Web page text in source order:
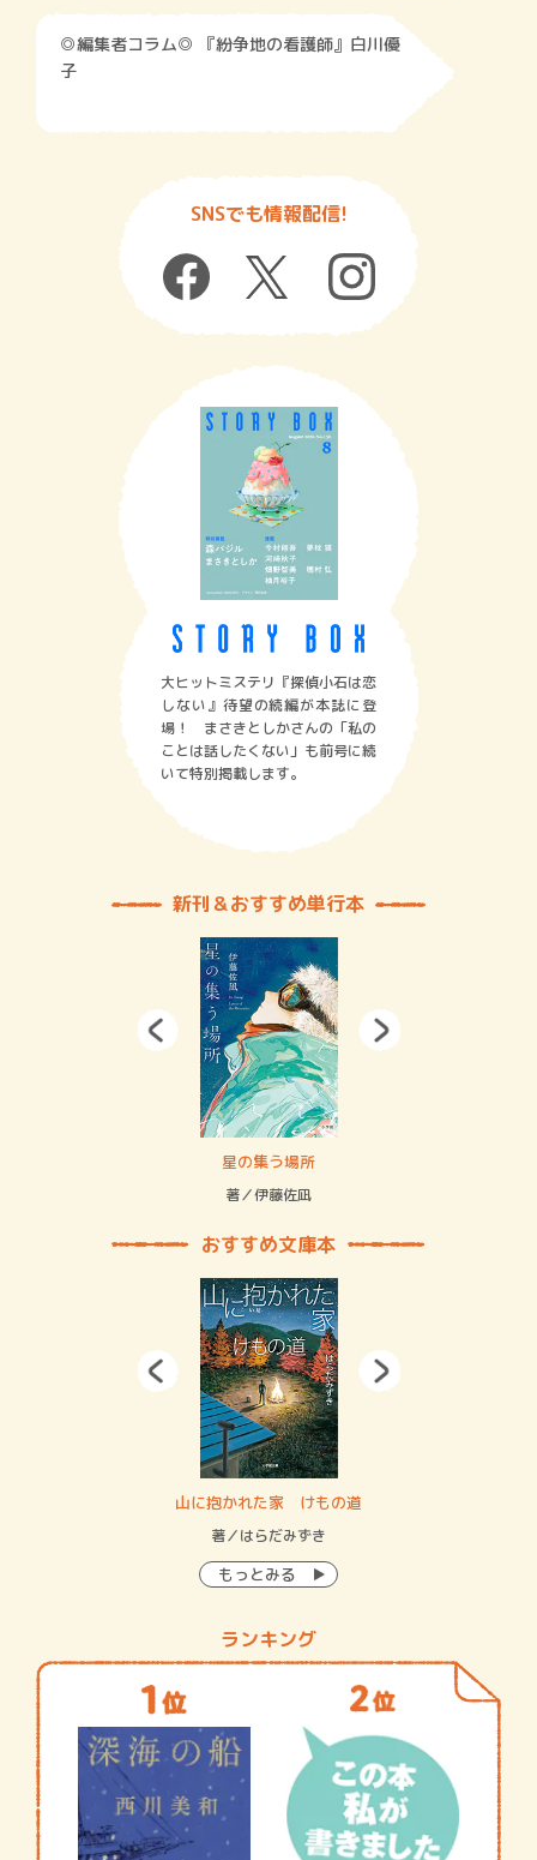
◎編集者コラム◎ 『紛争地の看護師』白川優
子
SNSでも情報配信!
大ヒットミステリ『探偵小石は恋
しない』待望の続編が本誌に登
場！ まさきとしかさんの「私の
ことは話したくない」も前号に続
いて特別掲載します。
新刊＆おすすめ単行本
星の集う場所
著／伊藤佐凪
おすすめ文庫本
山に抱かれた家 けもの道
著／はらだみずき
もっとみる
ランキング